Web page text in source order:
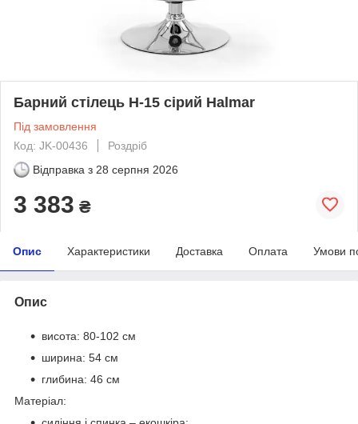
Барний стілець H-15 сірий Halmar
Під замовлення
Код: JK-00436
Роздріб
Відправка з 28 серпня 2026
3 383 ₴
Опис Характеристики Доставка Оплата Умови
Опис
висота: 80-102 см
ширина: 54 см
глибина: 46 см
Матеріал: